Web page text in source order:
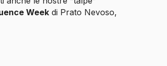
Week di Prato Nevoso,